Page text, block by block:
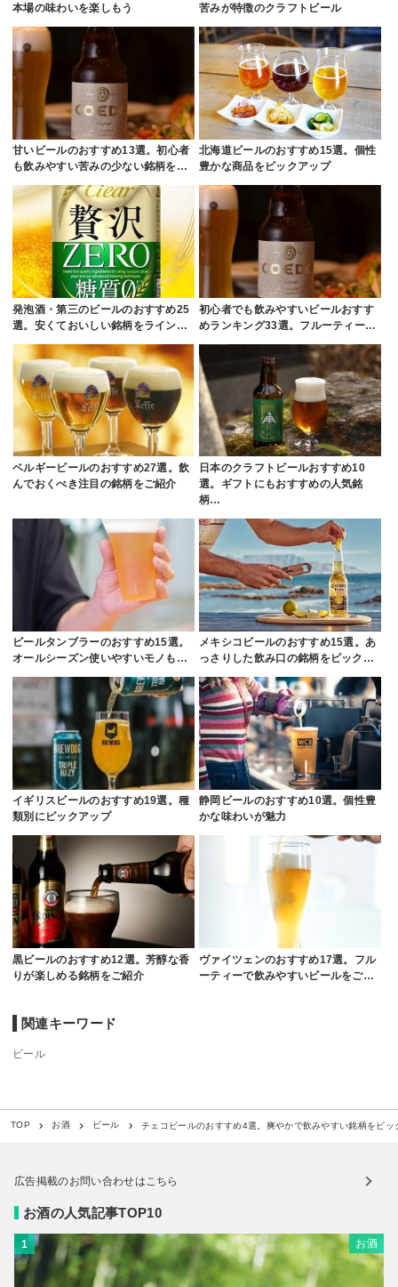
本場の味わいを楽しもう
苦みが特徴のクラフトビール
甘いビールのおすすめ13選。初心者
も飲みやすい苦みの少ない銘柄を…
北海道ビールのおすすめ15選。個性
豊かな商品をピックアップ
発泡酒・第三のビールのおすすめ25
選。安くておいしい銘柄をライン…
初心者でも飲みやすいビールおすす
めランキング33選。フルーティー…
ベルギービールのおすすめ27選。飲
んでおくべき注目の銘柄をご紹介
日本のクラフトビールおすすめ10
選。ギフトにもおすすめの人気銘
柄…
ビールタンブラーのおすすめ15選。
オールシーズン使いやすいモノも…
メキシコビールのおすすめ15選。あ
っさりした飲み口の銘柄をピック…
イギリスビールのおすすめ19選。種
類別にピックアップ
静岡ビールのおすすめ10選。個性豊
かな味わいが魅力
黒ビールのおすすめ12選。芳醇な香
りが楽しめる銘柄をご紹介
ヴァイツェンのおすすめ17選。フル
ーティーで飲みやすいビールをご…
関連キーワード
ビール
TOP お酒 ビール チェコビールのおすすめ4選。爽やかで飲みやすい銘柄をピッ
広告掲載のお問い合わせはこちら
お酒の人気記事TOP10
1 お酒